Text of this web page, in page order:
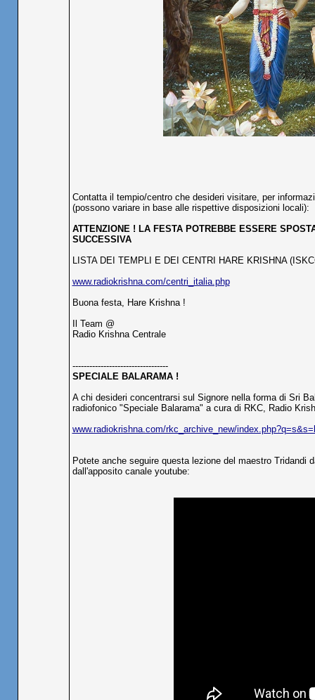
Contatta il tempio/centro che desideri visitare, per
(possono variare in base alle rispettive disposizioni locali):
ATTENZIONE ! LA FESTA POTREBBE ESSERE
SUCCESSIVA
LISTA DEI TEMPLI E DEI CENTRI HARE KRISHNA
www.radiokrishna.com/centri_italia.php
Buona festa, Hare Krishna !
Il Team @
Radio Krishna Centrale
----------------------------------
SPECIALE BALARAMA !
A chi desideri concentrarsi sul Signore nella forma di Sri
radiofonico "Speciale Balarama" a cura di RKC, Radio
www.radiokrishna.com/rkc_archive_new/
Potete anche seguire questa lezione del maestro
dall'apposito canale youtube: